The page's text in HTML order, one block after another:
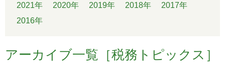
2021年
2020年 2019年 2018年
2017年
2016年
アーカイブ一覧［税務トピックス］